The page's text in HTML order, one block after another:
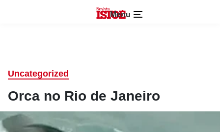
Menu
Uncategorized
Orca no Rio de Janeiro